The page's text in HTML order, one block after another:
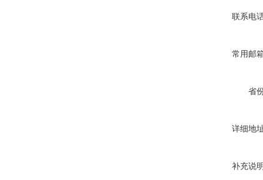
联系电
常用邮
省
详细地
补充说